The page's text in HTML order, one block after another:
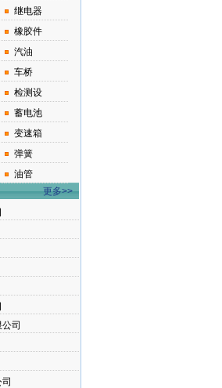
继电器
橡胶件
汽油
车桥
检测设
蓄电池
变速箱
弹簧
油管
更多>>
司